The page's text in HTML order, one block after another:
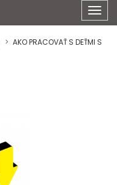
AKO PRACOVAŤ S DEŤMI S